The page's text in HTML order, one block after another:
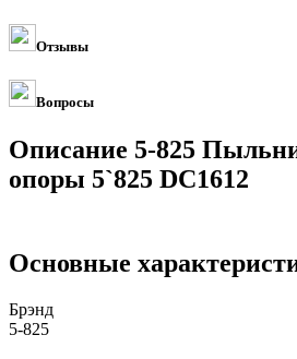
Отзывы
Вопросы
Описание 5-825
опоры 5`825 DC1612
Основные
Брэнд
5-825